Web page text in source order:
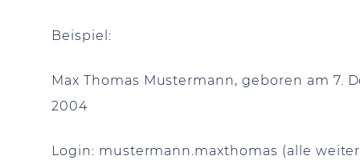
Beispiel:
Max Thomas Mustermann, geboren am 7.
2004
Login: mustermann.maxthomas (alle